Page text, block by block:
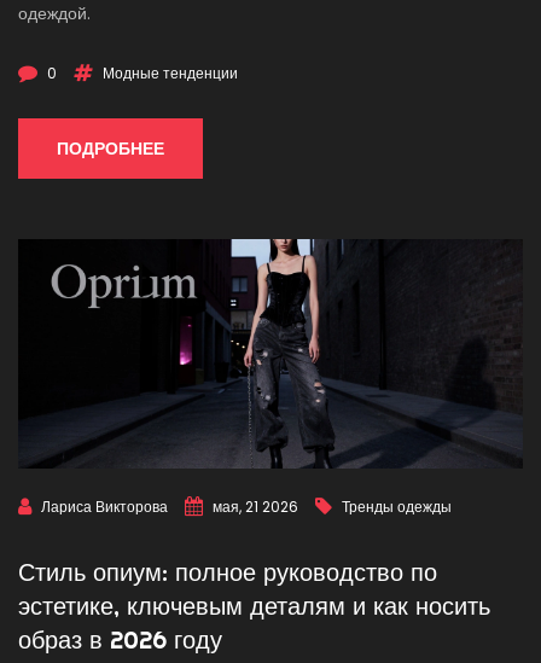
одеждой.
0 Модные тенденции
ПОДРОБНЕЕ
Лариса Викторова мая, 21 2026 Тренды одежды
Стиль опиум: полное руководство по
эстетике, ключевым деталям и как носить
образ в 2026 году